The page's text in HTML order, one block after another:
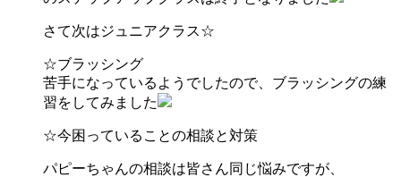
さて次はジュニアクラス☆
☆ブラッシング
苦手になっているようでしたので、ブラッシングの練
習をしてみました
☆今困っていることの相談と対策
パピーちゃんの相談は皆さん同じ悩みですが、